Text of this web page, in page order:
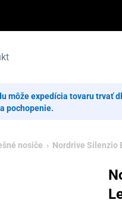
expedícia tovaru trvať
pochopenie.
nosiče › Nordrive Silenzio